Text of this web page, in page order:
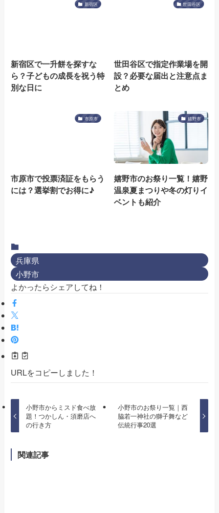
新宿区
新宿区で一升餅を探すな
ら？子どもの成長を祝う特
別な日に
世田谷区
世田谷区で指定作業場を開
設？必要な届出と注意点ま
とめ
市原市
市原市で投票済証をもらう
には？選挙割でお得に♪
嬉野市
嬉野市のお祭り一覧！嬉野
温泉夏まつりや冬の灯りイ
ベントも紹介
兵庫県
小野市
よかったらシェアしてね！
URLをコピーしました！
小野市からミスド食べ放
題！つかしん・須磨店へ
の行き方
小野市のお祭り一覧｜西
脇若一神社の獅子舞など
伝統行事20選
関連記事